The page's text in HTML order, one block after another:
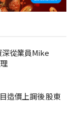
從業員Mike
造價上調後 股東